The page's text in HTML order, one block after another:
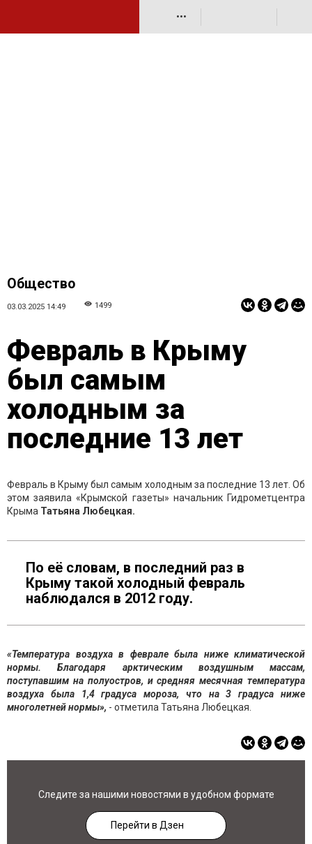
•••
Общество
03.03.2025 14:49 1499
Февраль в Крыму
был самым
холодным за
последние 13 лет
Февраль в Крыму был самым холодным за последние 13 лет. Об
этом заявила «Крымской газеты» начальник Гидрометцентра
Крыма Татьяна Любецкая.
По её словам, в последний раз в
Крыму такой холодный февраль
наблюдался в 2012 году.
«Температура воздуха в феврале была ниже климатической
нормы. Благодаря арктическим воздушным массам,
поступавшим на полуостров, и средняя месячная температура
воздуха была 1,4 градуса мороза, что на 3 градуса ниже
многолетней нормы», - отметила Татьяна Любецкая.
Следите за нашими новостями в удобном формате
Перейти в Дзен